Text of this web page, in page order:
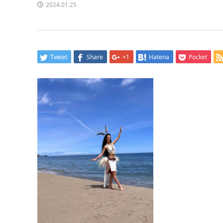
2024.01.25
Tweet Share +1 Hatena Pocket